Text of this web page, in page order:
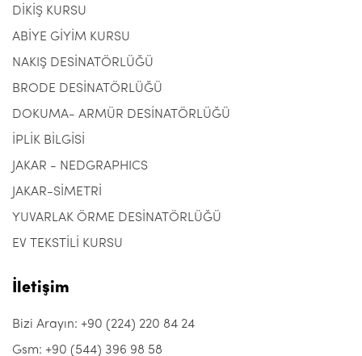
DİKİŞ KURSU
ABİYE GİYİM KURSU
NAKIŞ DESİNATÖRLÜĞÜ
BRODE DESİNATÖRLÜĞÜ
DOKUMA- ARMÜR DESİNATÖRLÜĞÜ
İPLİK BİLGİSİ
JAKAR - NEDGRAPHICS
JAKAR-SİMETRİ
YUVARLAK ÖRME DESİNATÖRLÜĞÜ
EV TEKSTİLİ KURSU
İletişim
Bizi Arayın: +90 (224) 220 84 24
Gsm: +90 (544) 396 98 58